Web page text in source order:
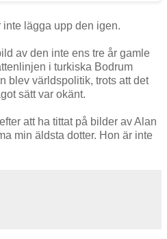
lägga upp den igen.
av den inte ens tre år gamle
i turkiska Bodrum
blev världspolitik, trots att det
sätt var okänt.
att ha tittat på bilder av Alan
min äldsta dotter. Hon är inte